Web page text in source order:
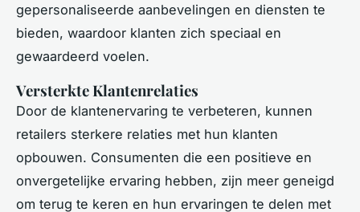
gepersonaliseerde aanbevelingen en diensten te
bieden, waardoor klanten zich speciaal en
gewaardeerd voelen.
Versterkte Klantenrelaties
Door de klantenervaring te verbeteren, kunnen
retailers sterkere relaties met hun klanten
opbouwen. Consumenten die een positieve en
onvergetelijke ervaring hebben, zijn meer geneigd
om terug te keren en hun ervaringen te delen met